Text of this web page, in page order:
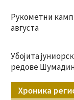
Рукометни камп
августа
Убојита
редове
Хроника